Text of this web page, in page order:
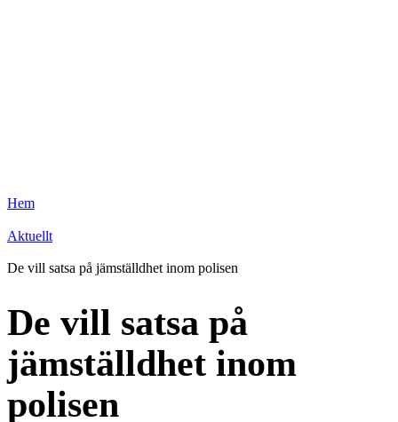
Hem
Aktuellt
De vill satsa på jämställdhet inom polisen
De vill satsa på
jämställdhet inom
polisen